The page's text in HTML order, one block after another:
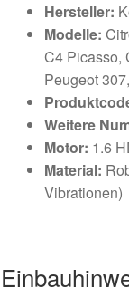
Hersteller:
Modelle:
C4 Picasso,
Peugeot
Weitere
Motor: 1.6
Material:
Vibrationen)